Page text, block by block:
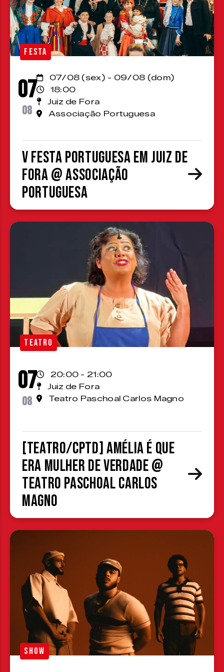
FESTA
07
08
07/08 (sex) - 09/08 (dom)
18:00
Juiz de Fora
Associação Portuguesa
V Festa Portuguesa em Juiz de
Fora @ Associação
Portuguesa
TEATRO
07
08
20:00 - 21:00
Juiz de Fora
Teatro Paschoal Carlos Magno
[TEATRO/CPTD] Amélia é que
era mulher de verdade @
Teatro Paschoal Carlos
Magno
SHOW